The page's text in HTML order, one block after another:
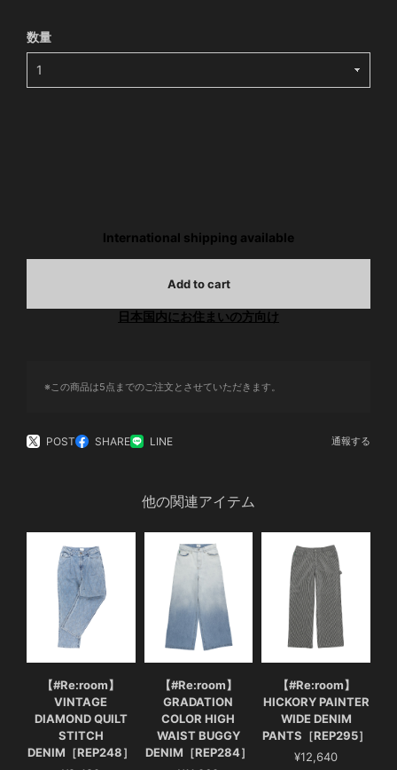
数量
International shipping available
Add to cart
日本国内にお住まいの方向け
※この商品は5点までのご注文とさせていただきます。
POST SHARE LINE 通報する
他の関連アイテム
【#Re:room】
VINTAGE
DIAMOND QUILT
STITCH
DENIM［REP248］
【#Re:room】
GRADATION
COLOR HIGH
WAIST BUGGY
DENIM［REP284］
【#Re:room】
HICKORY PAINTER
WIDE DENIM
PANTS［REP295］
¥12,640